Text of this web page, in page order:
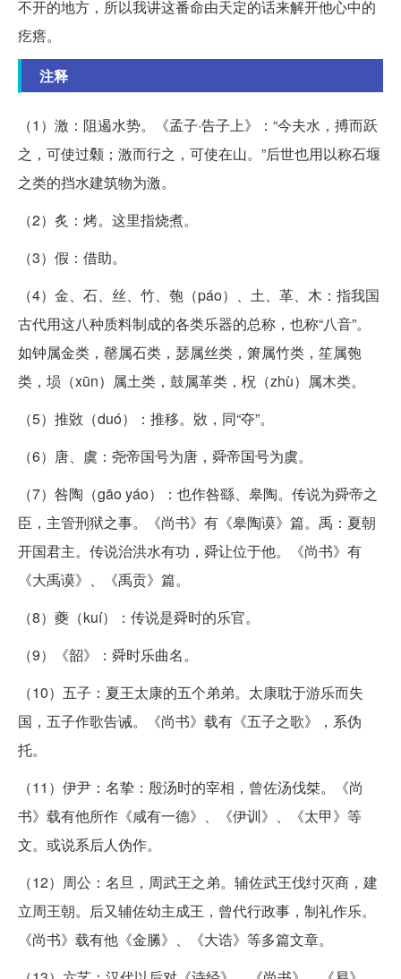
不开的地方，所以我讲这番命由天定的话来解开他心中的
疙瘩。
注释
（1）激：阻遏水势。《孟子·告子上》：“今夫水，搏而跃
之，可使过颡；激而行之，可使在山。”后世也用以称石堰
之类的挡水建筑物为激。
（2）炙：烤。这里指烧煮。
（3）假：借助。
（4）金、石、丝、竹、匏（páo）、土、革、木：指我国
古代用这八种质料制成的各类乐器的总称，也称“八音”。
如钟属金类，罄属石类，瑟属丝类，箫属竹类，笙属匏
类，埙（xūn）属土类，鼓属革类，柷（zhù）属木类。
（5）推敚（duó）：推移。敚，同“夺”。
（6）唐、虞：尧帝国号为唐，舜帝国号为虞。
（7）咎陶（gāo yáo）：也作咎繇、皋陶。传说为舜帝之
臣，主管刑狱之事。《尚书》有《皋陶谟》篇。禹：夏朝
开国君主。传说治洪水有功，舜让位于他。《尚书》有
《大禹谟》、《禹贡》篇。
（8）夔（kuí）：传说是舜时的乐官。
（9）《韶》：舜时乐曲名。
（10）五子：夏王太康的五个弟弟。太康耽于游乐而失
国，五子作歌告诫。《尚书》载有《五子之歌》，系伪
托。
（11）伊尹：名挚：殷汤时的宰相，曾佐汤伐桀。《尚
书》载有他所作《咸有一德》、《伊训》、《太甲》等
文。或说系后人伪作。
（12）周公：名旦，周武王之弟。辅佐武王伐纣灭商，建
立周王朝。后又辅佐幼主成王，曾代行政事，制礼作乐。
《尚书》载有他《金縢》、《大诰》等多篇文章。